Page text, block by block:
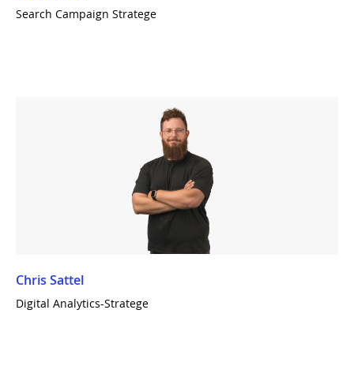
Search Campaign Stratege
Chris Sattel
Digital Analytics-Stratege